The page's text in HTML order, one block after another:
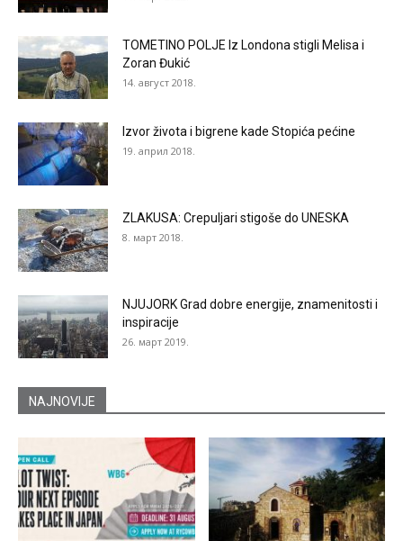
TOMETINO POLJE Iz Londona stigli Melisa i
Zoran Đukić
14. август 2018.
Izvor života i bigrene kade Stopića pećine
19. април 2018.
ZLAKUSA: Crepuljari stigoše do UNESKA
8. март 2018.
NJUJORK Grad dobre energije, znamenitosti i
inspiracije
26. март 2019.
NAJNOVIJE